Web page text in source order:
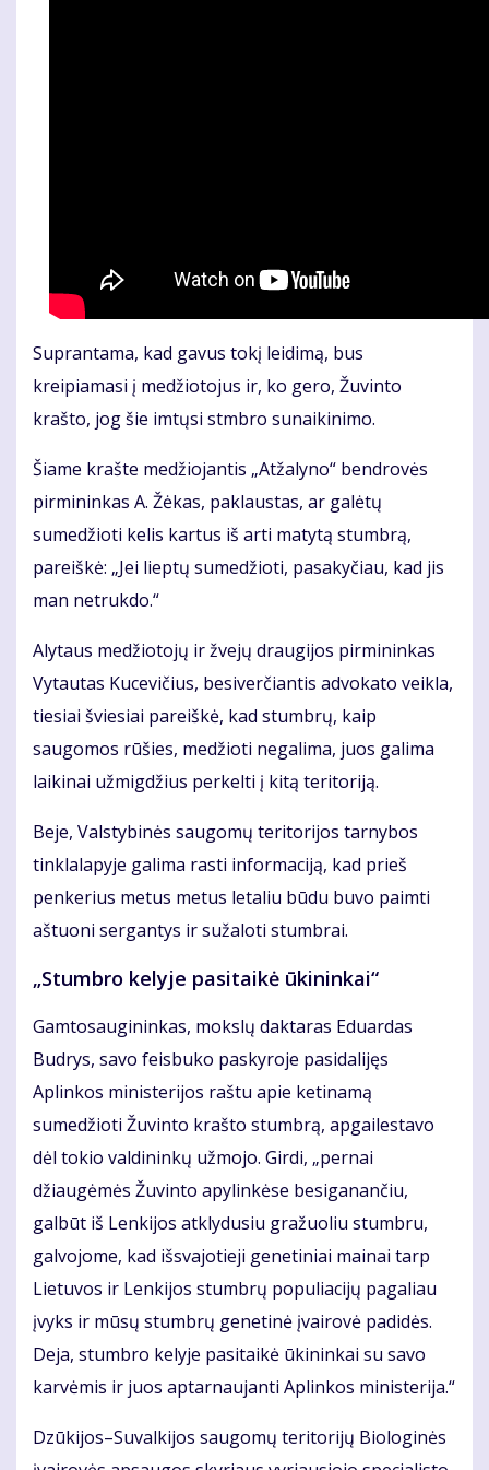
Suprantama, kad gavus tokį leidimą, bus
kreipiamasi į medžiotojus ir, ko gero, Žuvinto
krašto, jog šie imtųsi stmbro sunaikinimo.
Šiame krašte medžiojantis „Atžalyno“ bendrovės
pirmininkas A. Žėkas, paklaustas, ar galėtų
sumedžioti kelis kartus iš arti matytą stumbrą,
pareiškė: „Jei lieptų sumedžioti, pasakyčiau, kad jis
man netrukdo.“
Alytaus medžiotojų ir žvejų draugijos pirmininkas
Vytautas Kucevičius, besiverčiantis advokato veikla,
tiesiai šviesiai pareiškė, kad stumbrų, kaip
saugomos rūšies, medžioti negalima, juos galima
laikinai užmigdžius perkelti į kitą teritoriją.
Beje, Valstybinės saugomų teritorijos tarnybos
tinklalapyje galima rasti informaciją, kad prieš
penkerius metus metus letaliu būdu buvo paimti
aštuoni sergantys ir sužaloti stumbrai.
„Stumbro kelyje pasitaikė ūkininkai“
Gamtosaugininkas, mokslų daktaras Eduardas
Budrys, savo feisbuko paskyroje pasidalijęs
Aplinkos ministerijos raštu apie ketinamą
sumedžioti Žuvinto krašto stumbrą, apgailestavo
dėl tokio valdininkų užmojo. Girdi, „pernai
džiaugėmės Žuvinto apylinkėse besiganančiu,
galbūt iš Lenkijos atklydusiu gražuoliu stumbru,
galvojome, kad išsvajotieji genetiniai mainai tarp
Lietuvos ir Lenkijos stumbrų populiacijų pagaliau
įvyks ir mūsų stumbrų genetinė įvairovė padidės.
Deja, stumbro kelyje pasitaikė ūkininkai su savo
karvėmis ir juos aptarnaujanti Aplinkos ministerija.“
Dzūkijos–Suvalkijos saugomų teritorijų Biologinės